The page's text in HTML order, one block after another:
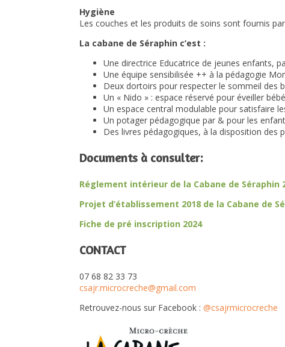
Hygiène
Les couches et les produits de soins sont fournis
La cabane de Séraphin c’est :
Une directrice Educatrice de jeunes enfants,
Une équipe sensibilisée ++ à la pédagogie
Deux dortoirs pour respecter le sommeil des
Un « Nido » : espace réservé pour éveiller
Un espace central modulable pour satisfaire
Un potager pédagogique par & pour les
Des livres pédagogiques, à la disposition des
Documents à consulter:
Réglement intérieur de la Cabane de Séraphin
Projet d’établissement 2018 de la Cabane de
Fiche de pré inscription 2024
CONTACT
07 68 82 33 73
csajr.microcreche@gmail.com
Retrouvez-nous sur Facebook : @csajrmicrocreche